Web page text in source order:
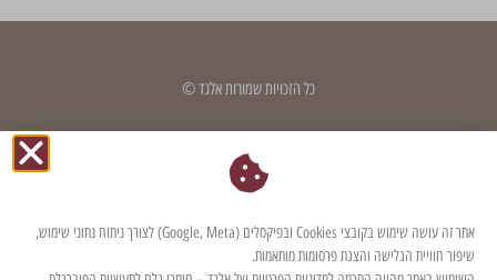
כל הזכויות שמורות אלגד ©
אתר זה עושה שימוש בקובצי Cookies ובפיקסלים (Google, Meta) לצורך ניתוח נתוני שימוש,
שיפור חוויית הגלישה והצגת פרסומות מותאמות.